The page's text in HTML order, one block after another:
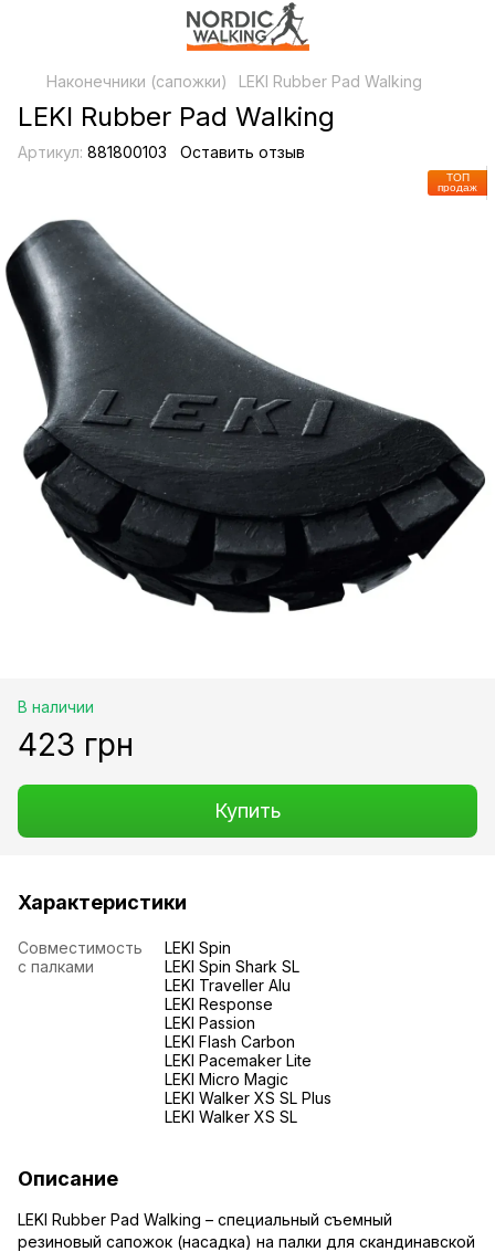
Наконечники (сапожки) LEKI Rubber Pad Walking
LEKI Rubber Pad Walking
Артикул: 881800103 Оставить отзыв
ТОП
продаж
В наличии
423 грн
Купить
Характеристики
Совместимость
с палками
LEKI Spin
LEKI Spin Shark SL
LEKI Traveller Alu
LEKI Response
LEKI Passion
LEKI Flash Carbon
LEKI Pacemaker Lite
LEKI Micro Magic
LEKI Walker XS SL Plus
LEKI Walker XS SL
Описание
LEKI Rubber Pad Walking – специальный съемный
резиновый сапожок (насадка) на палки для скандинавской